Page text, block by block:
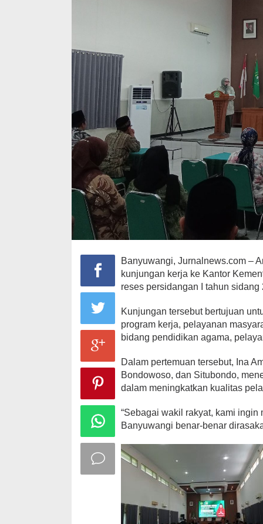
Banyuwangi, Jurnalnews.com –
kunjungan kerja ke Kantor
reses persidangan I tahun
Kunjungan tersebut bertujuan
program kerja, pelayanan
bidang pendidikan agama,
Dalam pertemuan tersebut, Ina
Bondowoso, dan Situbondo,
dalam meningkatkan kualitas
“Sebagai wakil rakyat, kami
Banyuwangi benar-benar